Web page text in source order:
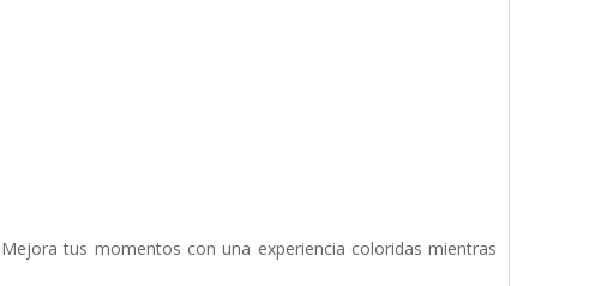
tus momentos con una experiencia coloridas mientras